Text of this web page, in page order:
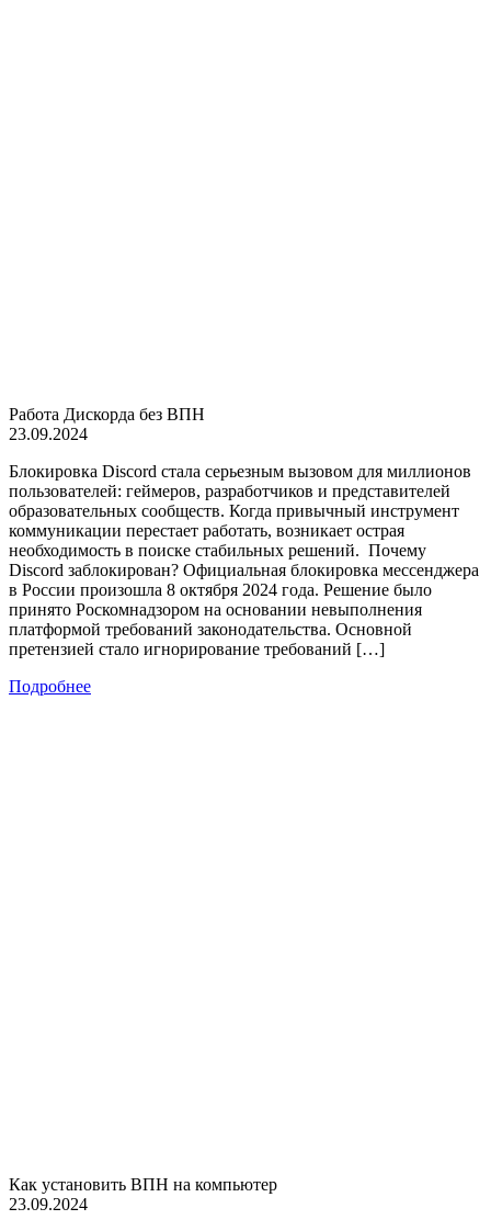
Работа Дискорда без ВПН
23.09.2024
Блокировка Discord стала серьезным вызовом для миллионов
пользователей: геймеров, разработчиков и представителей
образовательных сообществ. Когда привычный инструмент
коммуникации перестает работать, возникает острая
необходимость в поиске стабильных решений. Почему
Discord заблокирован? Официальная блокировка мессенджера
в России произошла 8 октября 2024 года. Решение было
принято Роскомнадзором на основании невыполнения
платформой требований законодательства. Основной
претензией стало игнорирование требований […]
Подробнее
Как установить ВПН на компьютер
23.09.2024